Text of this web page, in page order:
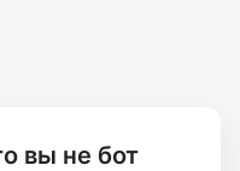
вы не бот